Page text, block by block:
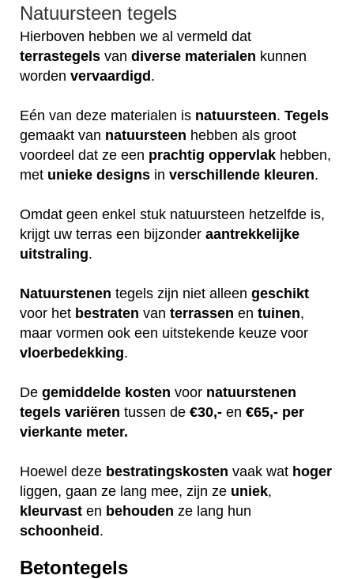
Natuursteen tegels
Hierboven hebben we al vermeld dat
terrastegels van diverse materialen kunnen
worden vervaardigd.
Eén van deze materialen is natuursteen. Tegels
gemaakt van natuursteen hebben als groot
voordeel dat ze een prachtig oppervlak hebben,
met unieke designs in verschillende kleuren.
Omdat geen enkel stuk natuursteen hetzelfde is,
krijgt uw terras een bijzonder aantrekkelijke
uitstraling.
Natuurstenen tegels zijn niet alleen geschikt
voor het bestraten van terrassen en tuinen,
maar vormen ook een uitstekende keuze voor
vloerbedekking.
De gemiddelde kosten voor natuurstenen
tegels variëren tussen de €30,- en €65,- per
vierkante meter.
Hoewel deze bestratingskosten vaak wat hoger
liggen, gaan ze lang mee, zijn ze uniek,
kleurvast en behouden ze lang hun
schoonheid.
Betontegels